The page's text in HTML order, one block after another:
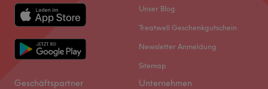
Unser Blog
Treatwell Geschenkgutschein
Newsletter Anmeldung
Sitemap
Geschäftspartner Unternehmen